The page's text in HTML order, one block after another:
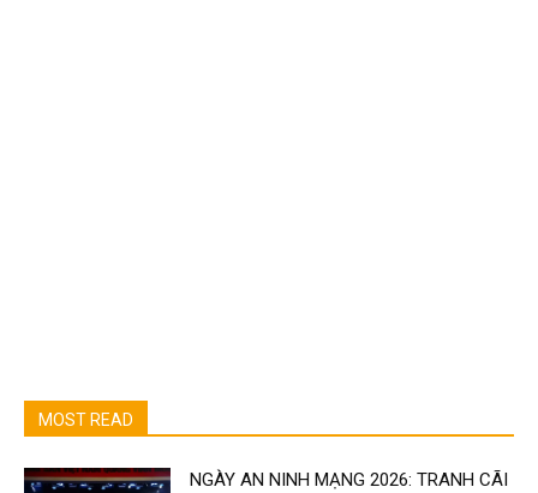
MOST READ
NGÀY AN NINH MẠNG 2026: TRANH CÃI